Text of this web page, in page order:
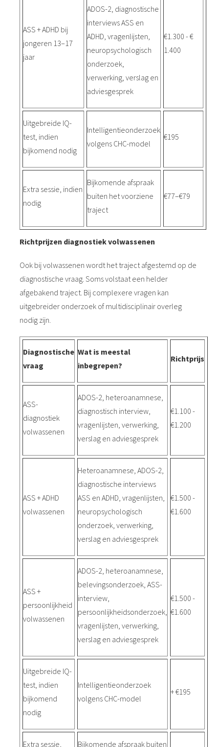
ASS + ADHD bij
jongeren 13–17
jaar
ADOS-2, diagnostische
interviews ASS en
ADHD, vragenlijsten,
neuropsychologisch
onderzoek,
verwerking, verslag en
adviesgesprek
€1.300 - €
1.400
Uitgebreide IQ-
test, indien
bijkomend nodig
Intelligentieonderzoek
volgens CHC-model
€195
Extra sessie, indien
nodig
Bijkomende afspraak
buiten het voorziene
traject
€77–€79
Richtprijzen diagnostiek volwassenen
Ook bij volwassenen wordt het traject afgestemd op de
diagnostische vraag. Soms volstaat een helder
afgebakend traject. Bij complexere vragen kan
uitgebreider onderzoek of multidisciplinair overleg
nodig zijn.
Diagnostische
vraag
Wat is meestal
inbegrepen?
Richtprijs
ASS-
diagnostiek
volwassenen
ADOS-2, heteroanamnese,
diagnostisch interview,
vragenlijsten, verwerking,
verslag en adviesgesprek
€1.100 -
€1.200
ASS + ADHD
volwassenen
Heteroanamnese, ADOS-2,
diagnostische interviews
ASS en ADHD, vragenlijsten,
neuropsychologisch
onderzoek, verwerking,
verslag en adviesgesprek
€1.500 -
€1.600
ASS +
persoonlijkheid
volwassenen
ADOS-2, heteroanamnese,
belevingsonderzoek, ASS-
interview,
persoonlijkheidsonderzoek,
vragenlijsten, verwerking,
verslag en adviesgesprek
€1.500 -
€1.600
Uitgebreide IQ-
test, indien
bijkomend
nodig
Intelligentieonderzoek
volgens CHC-model
+ €195
Extra sessie,
Bijkomende afspraak buiten